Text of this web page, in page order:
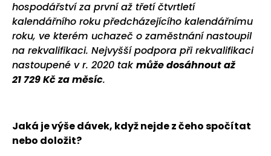
hospodářství za první až třetí čtvrtletí
kalendářního roku předcházejícího kalendářnímu
roku, ve kterém uchazeč o zaměstnání nastoupil
na rekvalifikaci. Nejvyšší podpora při rekvalifikaci
nastoupené v r. 2020 takmůže dosáhnout až
21 729 Kč za měsíc.
Jaká je výše dávek, když nejde z čeho spočítat
nebo doložit?